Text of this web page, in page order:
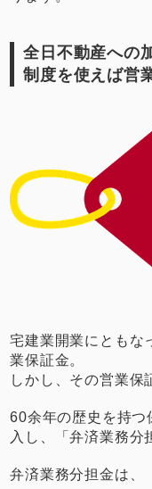
全日不動産への
制度を使えば営
宅建業開業にともな
業保証金。
しかし、その営業保
60余年の歴史を持つ
入し、「弁済業務分
弁済業務分担金は、